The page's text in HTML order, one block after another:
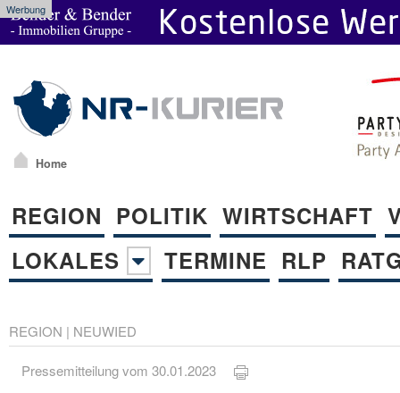
Werbung
Home
REGION POLITIK WIRTSCHAFT
LOKALES
TERMINE RLP
REGION | NEUWIED
Pressemitteilung vom 30.01.2023